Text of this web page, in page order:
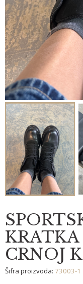
CRNOJ
Šifra proizvoda: 73003-1